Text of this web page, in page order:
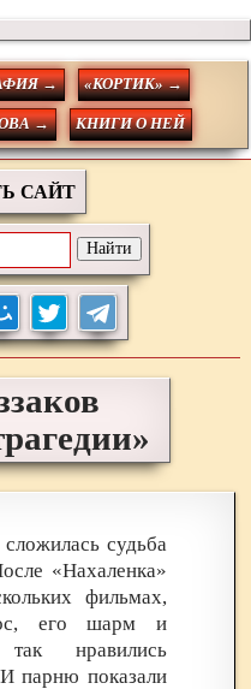
→ «КОРТИК» →
→ КНИГИ О НЕЙ
САЙТ
судьба
«Нахаленка»
фильмах,
его шарм и
нравились
парню показали